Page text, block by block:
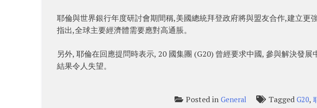
耶倫與世界銀行年度研討會期間稱,美國總統拜登政府將與盟友合作,建立更
指出,全球主要經濟體需要應對高通脹。
另外, 耶倫在回應提問時表示, 20 國集團 (G20) 曾經要求中國, 參與解決發
結果令人失望。
Posted inGeneral TaggedG20,